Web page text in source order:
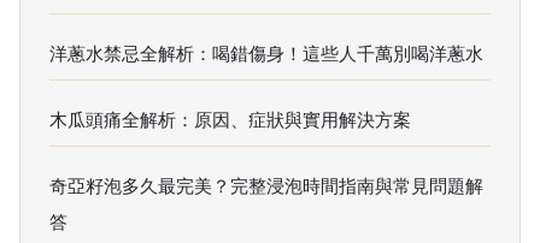
洋蔥水禁忌全解析：喝錯傷身！這些人千萬別喝洋蔥水
木瓜頭痛全解析：原因、症狀與實用解決方案
奇亞籽泡多久最完美？完整浸泡時間指南與常見問題解
答